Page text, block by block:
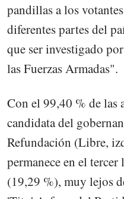
pandillas a los
diferentes partes del
que ser investigado
las Fuerzas Armadas".
Con el 99,40 % de las
candidata del
Refundación (Libre,
permanece en el
(19,29 %), muy lejos